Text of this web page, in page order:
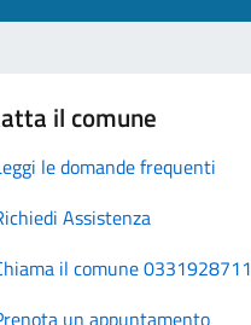
il comune
le domande frequenti
Assistenza
il comune 0331928711
un appuntamento